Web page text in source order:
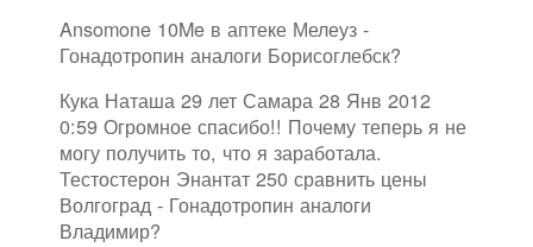
Ansomone 10Me в аптеке Мелеуз -
Гонадотропин аналоги Борисоглебск?
Кука Наташа 29 лет Самара 28 Янв 2012
0:59 Огромное спасибо!! Почему теперь я не
могу получить то, что я заработала.
Тестостерон Энантат 250 сравнить цены
Волгоград - Гонадотропин аналоги
Владимир?